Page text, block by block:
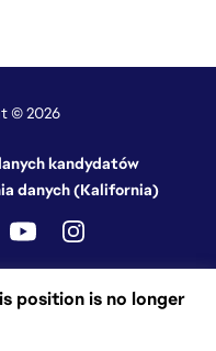
position is no longer
© 2026
kandydatów
danych (Kalifornia)